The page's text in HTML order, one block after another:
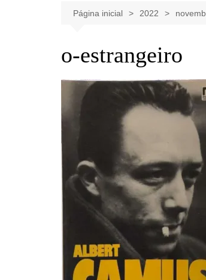
Celebridades
Música
Notícias
Página inicial 2022
o-estrangeiro